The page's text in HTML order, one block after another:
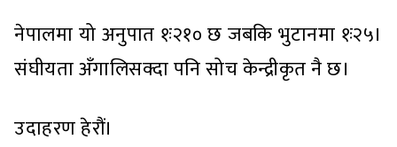
नेपालमा यो अनुपात १ः२१० छ जबकि भुटानमा १ः२५।
संघीयता अँगालिसक्दा पनि सोच केन्द्रीकृत नै छ।
उदाहरण हेरौं।